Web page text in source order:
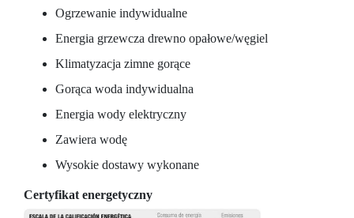
Ogrzewanie indywidualne
Energia grzewcza drewno opałowe/węgiel
Klimatyzacja zimne gorące
Gorąca woda indywidualna
Energia wody elektryczny
Zawiera wodę
Wysokie dostawy wykonane
Certyfikat energetyczny